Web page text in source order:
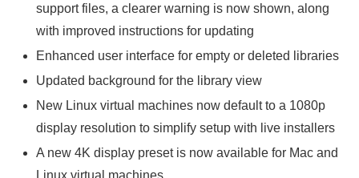
support files, a clearer warning is now shown, along
with improved instructions for updating
Enhanced user interface for empty or deleted libraries
Updated background for the library view
New Linux virtual machines now default to a 1080p
display resolution to simplify setup with live installers
A new 4K display preset is now available for Mac and